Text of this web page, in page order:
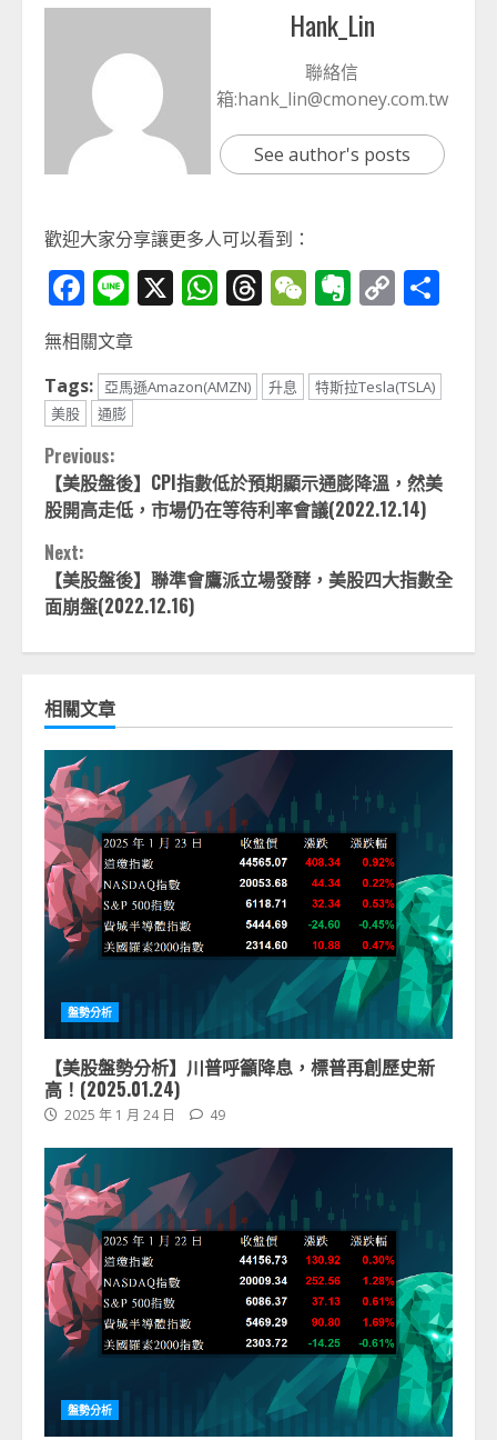
Hank_Lin
聯絡信
箱:hank_lin@cmoney.com.tw
See author's posts
歡迎大家分享讓更多人可以看到：
Facebook
Line
X WhatsApp
Threads
WeChat
Evernote
Copy
無相關文章
Tags:
亞馬遜Amazon(AMZN) 升息
特斯拉Tesla(TSLA)
美股
通膨
Continue
Reading
Previous:
【美股盤後】CPI指數低於預期顯示通膨降溫，然美
股開高走低，市場仍在等待利率會議(2022.12.14)
Next:
【美股盤後】聯準會鷹派立場發酵，美股四大指數全
面崩盤(2022.12.16)
相關文章
盤勢分析
【美股盤勢分析】川普呼籲降息，標普再創歷史新
高！(2025.01.24)
2025 年 1 月 24 日 49
盤勢分析